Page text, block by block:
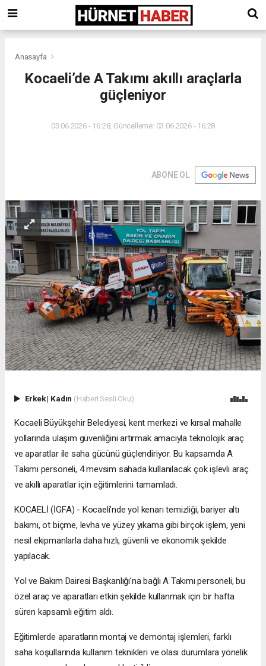
Anasayfa
Kocaeli’de A Takımı akıllı araçlarla
güçleniyor
03.06.2026 - 16:28, Güncelleme: 03.06.2026 - 16:28
ABONE OL
Erkek| Kadın (Haberi Sesli Oku)
Kocaeli Büyükşehir Belediyesi, kent merkezi ve kırsal mahalle
yollarında ulaşım güvenliğini artırmak amacıyla teknolojik araç
ve aparatlar ile saha gücünü güçlendiriyor. Bu kapsamda A
Takımı personeli, 4 mevsim sahada kullanılacak çok işlevli araç
ve akıllı aparatlar için eğitimlerini tamamladı.
KOCAELİ (İGFA) - Kocaeli’nde yol kenarı temizliği, bariyer altı
bakımı, ot biçme, levha ve yüzey yıkama gibi birçok işlem, yeni
nesil ekipmanlarla daha hızlı, güvenli ve ekonomik şekilde
yapılacak.
Yol ve Bakım Dairesi Başkanlığı’na bağlı A Takımı personeli, bu
özel araç ve aparatları etkin şekilde kullanmak için bir hafta
süren kapsamlı eğitim aldı.
Eğitimlerde aparatların montaj ve demontaj işlemleri, farklı
saha koşullarında kullanım teknikleri ve olası durumlara yönelik